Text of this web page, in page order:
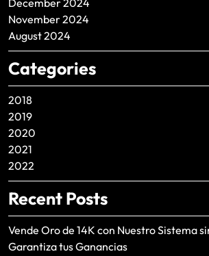
November 2024
August 2024
Categories
2018
2019
2020
2021
2022
Recent Posts
Vende Oro de 14K con Nuestro Sistema
Garantiza tus Ganancias